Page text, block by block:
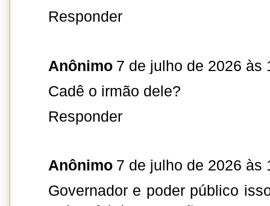
Responder
Anônimo 7 de julho de 2026 às
Cadê o irmão dele?
Responder
Anônimo 7 de julho de 2026 às
Governador e poder público